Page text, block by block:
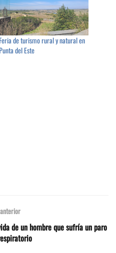
de turismo rural y natural en
del Este
de un hombre que sufría un paro